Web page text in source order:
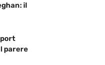
il
parere